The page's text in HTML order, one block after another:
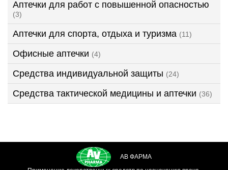
Аптечки для работ с повышенной опасностью
(3)
Аптечки для спорта, отдыха и туризма (11)
Офисные аптечки (4)
Средства индивидуальной защиты (24)
Средства тактической медицины и аптечки (36)
АВ ФАРМА